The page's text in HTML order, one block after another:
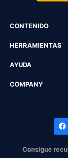
CONTENIDO
HERRAMIENTAS
AYUDA
COMPANY
Consigue